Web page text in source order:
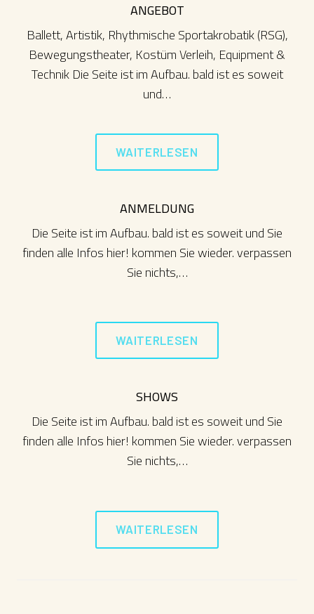
ANGEBOT
Ballett, Artistik, Rhythmische Sportakrobatik (RSG),
Bewegungstheater, Kostüm Verleih, Equipment &
Technik Die Seite ist im Aufbau. bald ist es soweit
und…
WAITERLESEN
ANMELDUNG
Die Seite ist im Aufbau. bald ist es soweit und Sie
finden alle Infos hier! kommen Sie wieder. verpassen
Sie nichts,…
WAITERLESEN
SHOWS
Die Seite ist im Aufbau. bald ist es soweit und Sie
finden alle Infos hier! kommen Sie wieder. verpassen
Sie nichts,…
WAITERLESEN